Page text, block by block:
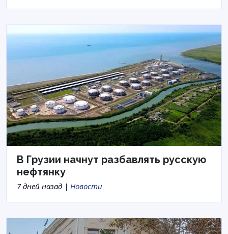
В Грузии начнут разбавлять русскую
нефтянку
7 дней назад | Новости